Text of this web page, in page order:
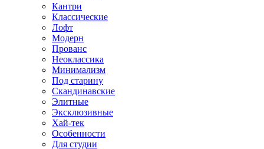
Кантри
Классические
Лофт
Модерн
Прованс
Неоклассика
Минимализм
Под старину
Скандинавские
Элитные
Эксклюзивные
Хай-тек
Особенности
Для студии